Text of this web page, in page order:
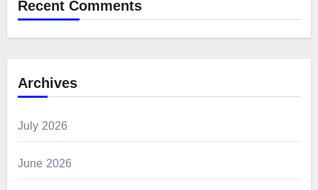
Recent Comments
Archives
July 2026
June 2026